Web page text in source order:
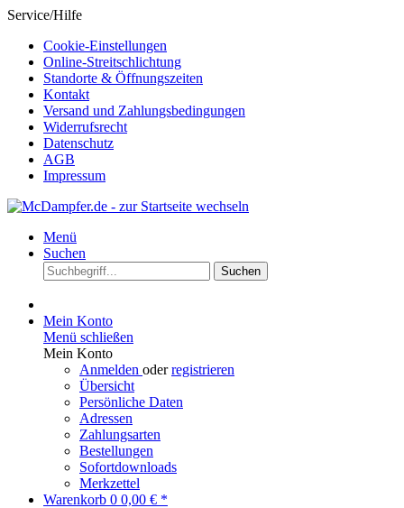
Service/Hilfe
Cookie-Einstellungen
Online-Streitschlichtung
Standorte & Öffnungszeiten
Kontakt
Versand und Zahlungsbedingungen
Widerrufsrecht
Datenschutz
AGB
Impressum
Menü
Suchen
Suchen
Mein Konto
Menü schließen
Mein Konto
Anmelden oderregistrieren
Übersicht
Persönliche Daten
Adressen
Zahlungsarten
Bestellungen
Sofortdownloads
Merkzettel
Warenkorb 0 0,00 € *